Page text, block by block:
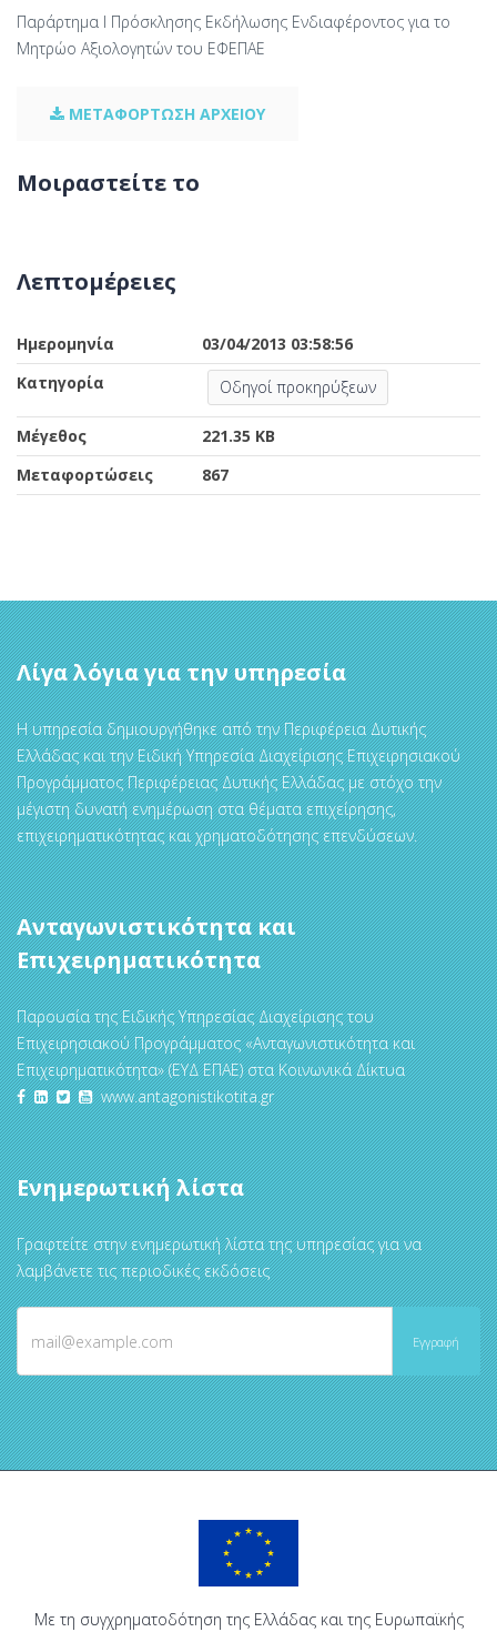
Παράρτημα Ι Πρόσκλησης Εκδήλωσης Ενδιαφέροντος για το
Μητρώο Αξιολογητών του ΕΦΕΠΑΕ
ΜΕΤΑΦΟΡΤΩΣΗ ΑΡΧΕΙΟΥ
Μοιραστείτε το
Λεπτομέρειες
Ημερομηνία
03/04/2013 03:58:56
Κατηγορία
Οδηγοί προκηρύξεων
Μέγεθος
221.35 KB
Μεταφορτώσεις
867
Λίγα λόγια για την υπηρεσία
Η υπηρεσία δημιουργήθηκε από την Περιφέρεια Δυτικής
Ελλάδας και την Ειδική Υπηρεσία Διαχείρισης Επιχειρησιακού
Προγράμματος Περιφέρειας Δυτικής Ελλάδας με στόχο την
μέγιστη δυνατή ενημέρωση στα θέματα επιχείρησης,
επιχειρηματικότητας και χρηματοδότησης επενδύσεων.
Ανταγωνιστικότητα και
Επιχειρηματικότητα
Παρουσία της Ειδικής Υπηρεσίας Διαχείρισης του
Επιχειρησιακού Προγράμματος «Ανταγωνιστικότητα και
Επιχειρηματικότητα» (ΕΥΔ ΕΠΑΕ) στα Κοινωνικά Δίκτυα
www.antagonistikotita.gr
Ενημερωτική λίστα
Γραφτείτε στην ενημερωτική λίστα της υπηρεσίας για να
λαμβάνετε τις περιοδικές εκδόσεις
Με τη συγχρηματοδότηση της Ελλάδας και της Ευρωπαϊκής